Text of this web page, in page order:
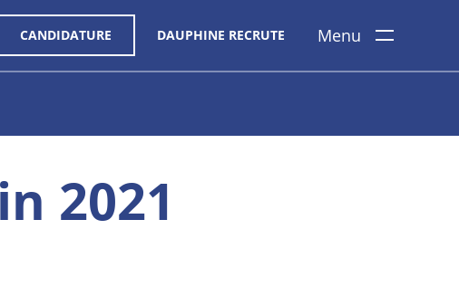
CANDIDATURE DAUPHINE RECRUTE Menu
2021